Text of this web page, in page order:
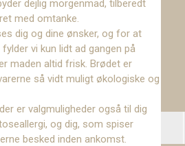
Værelser
Fri- og hjerterum
Mad og drikke
BLOMME'SOCIAL
dejlig morgenmad, tilberedt
med omtanke.
dig og dine ønsker, og for at
vi kun lidt ad gangen på
maden altid frisk. Brødet er
så vidt muligt økologiske og
er valgmuligheder også til dig
og dig, som spiser
besked inden ankomst.